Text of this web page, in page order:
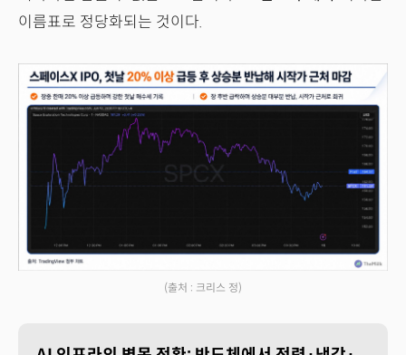
이름표로 정당화되는 것이다.
(출처 : 크리스 정)